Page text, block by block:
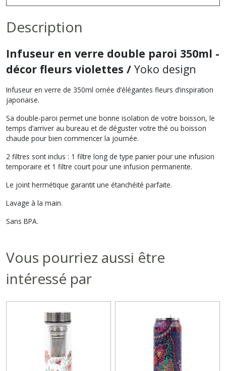
Description
Infuseur en verre double paroi 350ml -
décor fleurs violettes / Yoko design
Infuseur en verre de 350ml ornée d’élégantes fleurs d’inspiration
japonaise.
Sa double-paroi permet une bonne isolation de votre boisson, le
temps d’arriver au bureau et de déguster votre thé ou boisson
chaude pour bien commencer la journée.
2 filtres sont inclus : 1 filtre long de type panier pour une infusion
temporaire et 1 filtre court pour une infusion permanente.
Le joint hermétique garantit une étanchéité parfaite.
Lavage à la main.
Sans BPA.
Vous pourriez aussi être
intéressé par